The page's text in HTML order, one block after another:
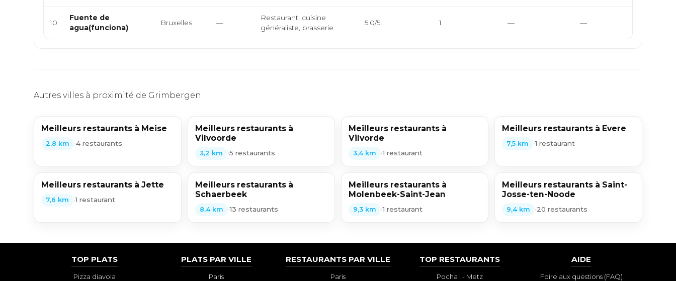
10
Fuente de
agua(funciona)
Bruxelles —
Restaurant, cuisine
généraliste, brasserie
5.0/5 1 — —
Autres villes à proximité de Grimbergen
Meilleurs restaurants à Meise
2,8 km •4 restaurants
Meilleurs restaurants à
Vilvoorde
3,2 km •5 restaurants
Meilleurs restaurants à
Vilvorde
3,4 km •1 restaurant
Meilleurs restaurants à Evere
7,5 km •1 restaurant
Meilleurs restaurants à Jette
7,6 km •1 restaurant
Meilleurs restaurants à
Schaerbeek
8,4 km •13 restaurants
Meilleurs restaurants à
Molenbeek-Saint-Jean
9,3 km •1 restaurant
Meilleurs restaurants à Saint-
Josse-ten-Noode
9,4 km •20 restaurants
TOP PLATS
Pizza diavola
PLATS PAR VILLE
Paris
RESTAURANTS PAR VILLE
Paris
TOP RESTAURANTS
Pocha ! - Metz
AIDE
Foire aux questions (FAQ)